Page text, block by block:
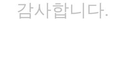
감사합니다.